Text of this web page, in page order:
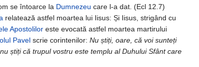
se întoarce la Dumnezeu care l-a dat. (Ecl 12.7)
relatează astfel moartea lui Iisus: Și Iisus, strigând cu
Apostolilor este evocată astfel moartea martirului
Pavel scrie corintenilor:Nu știți, oare, că voi sunteți
știți că trupul vostru este templu al Duhului Sfânt care